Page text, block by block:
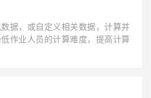
据，或自定义相关数据，计算并
作业人员的计算难度，提高计算